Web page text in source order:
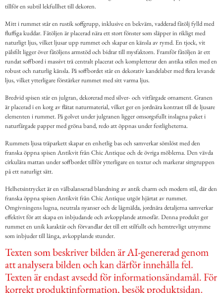
tillför en subtil lekfullhet till dekoren.
Mitt i rummet står en rustik soffgrupp, inklusive en bekväm, vadderad fåtölj fylld med
fluffiga kuddar. Fåtöljen är placerad nära ett stort fönster som släpper in rikligt med
naturligt ljus, vilket ljusar upp rummet och skapar en känsla av rymd. En tjock, vit
pälsfilt ligger över fåtöljens armstöd och bidrar till mysfaktorn. Framför fåtöljen är ett
rundat soffbord i massivt trä centralt placerat och kompletterar den antika stilen med en
robust och naturlig känsla. På soffbordet står en dekorativ kandelaber med flera levande
ljus, vilket ytterligare förstärker rummet med sitt varma ljus.
Bredvid spisen står en julgran, dekorerad med silver- och vitfärgade ornament. Granen
är placerad i en korg av flätat naturmaterial, vilket ger en jordnära kontrast till de ljusare
elementen i rummet. På golvet under julgranen ligger omsorgsfullt inslagna paket i
naturfärgade papper med gröna band, redo att öppnas under festligheterna.
Rummets ljusa träparkett skapar en enhetlig bas och samverkar sömlöst med den
franska öppna spisen Antikvit från Chic Antique och de övriga möblerna. Den vävda
cirkulära mattan under soffbordet tillför ytterligare en textur och markerar sittgruppen
på ett naturligt sätt.
Helhetsintrycket är en välbalanserad blandning av antik charm och modern stil, där den
franska öppna spisen Antikvit från Chic Antique utgör hjärtat av rummet.
Omgivningens lugna, neutrala nyanser och de lågmälda, jordnära detaljerna samverkar
effektivt för att skapa en inbjudande och avkopplande atmosfär. Denna produkt ger
rummet en unik karaktär och förvandlar det till ett stilfullt och hemtrevligt utrymme
som inbjuder till långa, avkopplande stunder.